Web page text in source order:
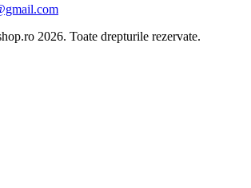
2026. Toate drepturile rezervate.